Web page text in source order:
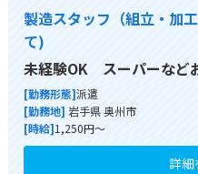
製造スタッフ（組立・加
て)
未経験OK スーパーなど
[勤務形態]派遣
[勤務地] 岩手県 奥州市
[時給]1,250円～
詳細